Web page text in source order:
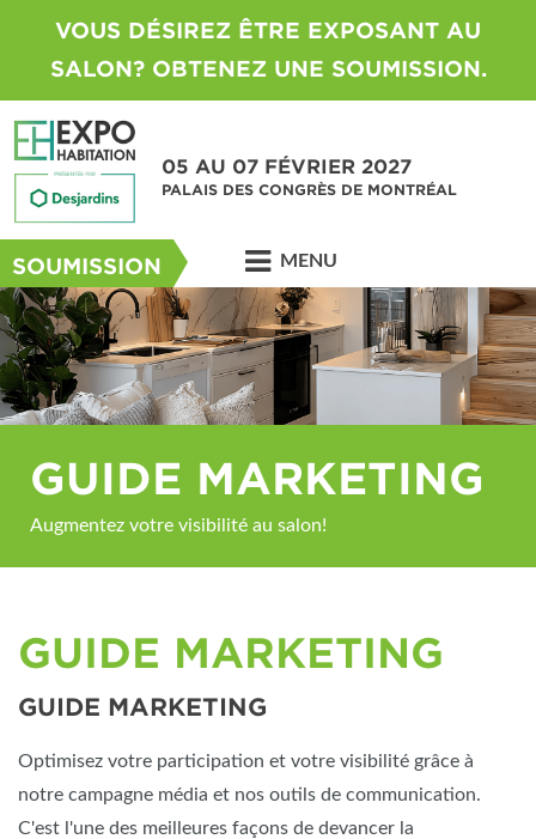
VOUS DÉSIREZ ÊTRE EXPOSANT AU
SALON? OBTENEZ UNE SOUMISSION.
05 AU 07 FÉVRIER 2027
PALAIS DES CONGRÈS DE MONTRÉAL
SOUMISSION MENU
GUIDE MARKETING
Augmentez votre visibilité au salon!
GUIDE MARKETING
GUIDE MARKETING
Optimisez votre participation et votre visibilité grâce à
notre campagne média et nos outils de communication.
C'est l'une des meilleures façons de devancer la